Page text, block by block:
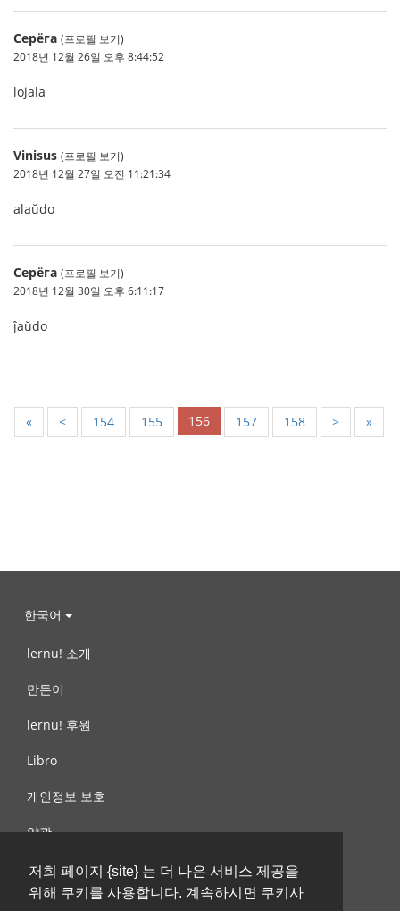
저희 페이지 {site} 는 더 나은 서비스 제공을
위해 쿠키를 사용합니다. 계속하시면 쿠키사
Серёга (프로필 보기)
2018년 12월 26일 오후 8:44:52
lojala
Vinisus (프로필 보기)
2018년 12월 27일 오전 11:21:34
alaŭdo
Серёга (프로필 보기)
2018년 12월 30일 오후 6:11:17
ĵaŭdo
« < 154 155 156 157 158 > »
한국어
lernu! 소개
만든이
lernu! 후원
Libro
개인정보 보호
약관
제안, 문의